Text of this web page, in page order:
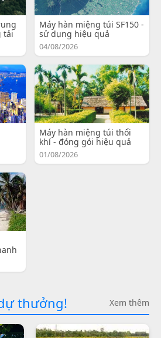
tải
Máy hàn miệng túi SF150 -
sử dụng hiệu quả
04/08/2026
Máy hàn miệng túi thổi
khí - đóng gói hiệu quả
01/08/2026
thưởng! Xem thêm